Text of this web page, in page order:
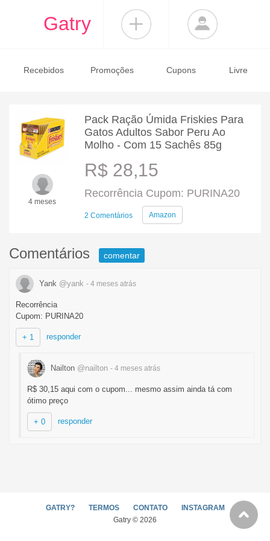
Gatry
Recebidos Promoções Cupons Livre
4 meses
Pack Ração Úmida Friskies Para
Gatos Adultos Sabor Peru Ao
Molho - Com 15 Sachês 85g
R$ 28,15
Recorrência Cupom: PURINA20
2 Comentários Amazon
Comentários comentar
Yank @yank - 4 meses atrás
Recorrência
Cupom: PURINA20
+ 1 responder
Nailton @nailton - 4 meses atrás
R$ 30,15 aqui com o cupom... mesmo assim ainda tá com
ótimo preço
+ 0 responder
GATRY? TERMOS CONTATO
INSTAGRAM
Gatry © 2026